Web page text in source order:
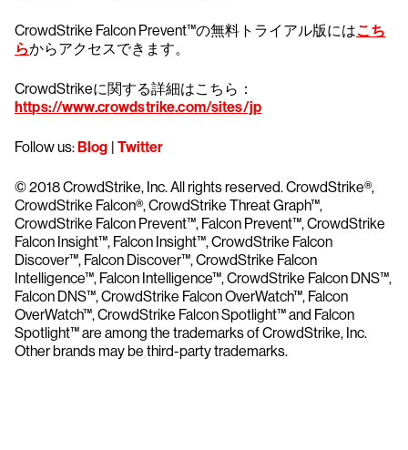
CrowdStrike Falcon Prevent™の無料トライアル版にはこち
らからアクセスできます。
CrowdStrikeに関する詳細はこちら：
https://www.crowdstrike.com/sites/jp
Follow us:Blog | Twitter
© 2018 CrowdStrike, Inc. All rights reserved. CrowdStrike®,
CrowdStrike Falcon®, CrowdStrike Threat Graph™,
CrowdStrike Falcon Prevent™, Falcon Prevent™, CrowdStrike
Falcon Insight™, Falcon Insight™, CrowdStrike Falcon
Discover™, Falcon Discover™, CrowdStrike Falcon
Intelligence™, Falcon Intelligence™, CrowdStrike Falcon DNS™,
Falcon DNS™, CrowdStrike Falcon OverWatch™, Falcon
OverWatch™, CrowdStrike Falcon Spotlight™ and Falcon
Spotlight™ are among the trademarks of CrowdStrike, Inc.
Other brands may be third-party trademarks.